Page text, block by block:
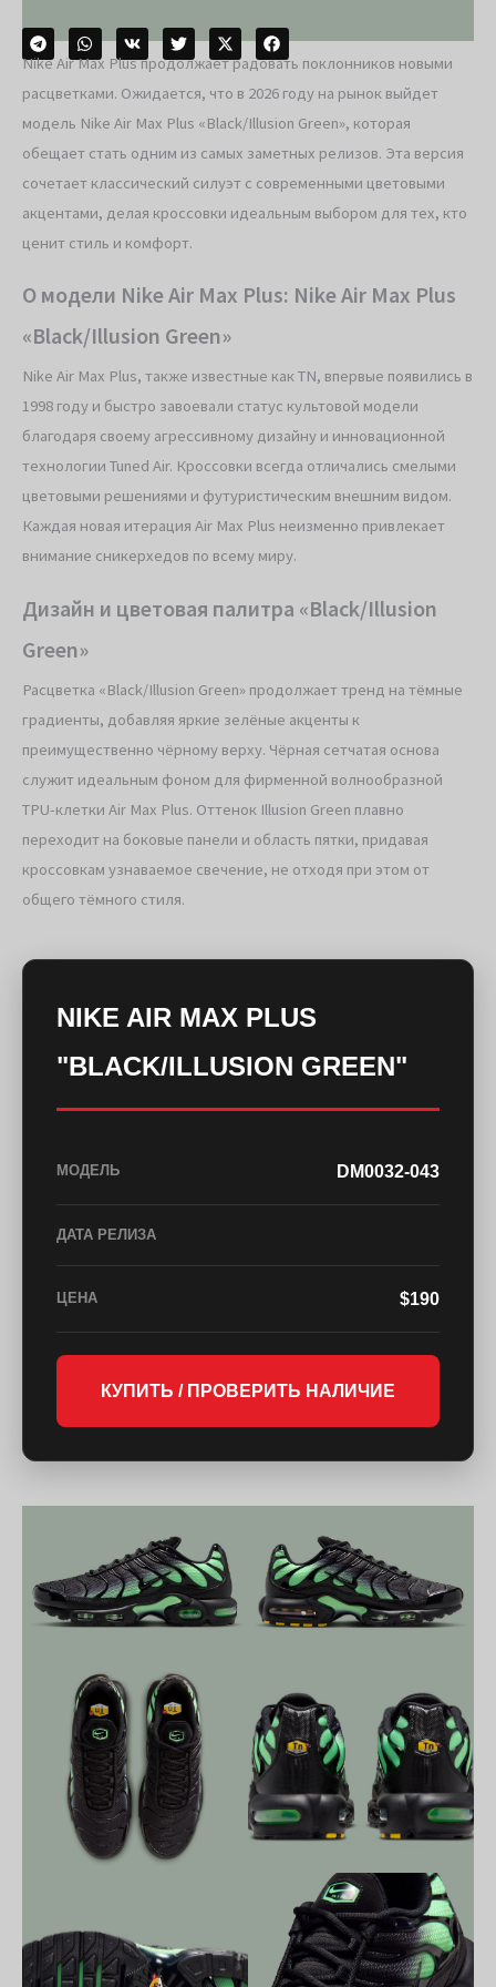
Nike Air Max Plus продолжает радовать поклонников новыми
расцветками. Ожидается, что в 2026 году на рынок выйдет
модель Nike Air Max Plus «Black/Illusion Green», которая
обещает стать одним из самых заметных релизов. Эта версия
сочетает классический силуэт с современными цветовыми
акцентами, делая кроссовки идеальным выбором для тех, кто
ценит стиль и комфорт.
О модели Nike Air Max Plus: Nike Air Max Plus
«Black/Illusion Green»
Nike Air Max Plus, также известные как TN, впервые появились в
1998 году и быстро завоевали статус культовой модели
благодаря своему агрессивному дизайну и инновационной
технологии Tuned Air. Кроссовки всегда отличались смелыми
цветовыми решениями и футуристическим внешним видом.
Каждая новая итерация Air Max Plus неизменно привлекает
внимание сникерхедов по всему миру.
Дизайн и цветовая палитра «Black/Illusion
Green»
Расцветка «Black/Illusion Green» продолжает тренд на тёмные
градиенты, добавляя яркие зелёные акценты к
преимущественно чёрному верху. Чёрная сетчатая основа
служит идеальным фоном для фирменной волнообразной
TPU-клетки Air Max Plus. Оттенок Illusion Green плавно
переходит на боковые панели и область пятки, придавая
кроссовкам узнаваемое свечение, не отходя при этом от
общего тёмного стиля.
NIKE AIR MAX PLUS
"BLACK/ILLUSION GREEN"
МОДЕЛЬ DM0032-043
ДАТА РЕЛИЗА
ЦЕНА $190
КУПИТЬ / ПРОВЕРИТЬ НАЛИЧИЕ